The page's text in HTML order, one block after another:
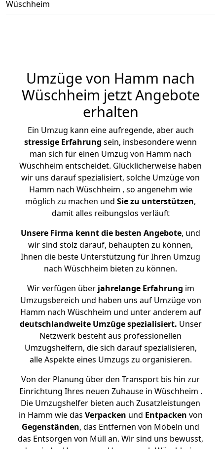
Wüschheim
Umzüge von Hamm nach
Wüschheim jetzt Angebote
erhalten
Ein Umzug kann eine aufregende, aber auch
stressige Erfahrung sein, insbesondere wenn
man sich für einen Umzug von Hamm nach
Wüschheim entscheidet. Glücklicherweise haben
wir uns darauf spezialisiert, solche Umzüge von
Hamm nach Wüschheim , so angenehm wie
möglich zu machen und Sie zu unterstützen,
damit alles reibungslos verläuft
Unsere Firma kennt die besten Angebote, und
wir sind stolz darauf, behaupten zu können,
Ihnen die beste Unterstützung für Ihren Umzug
nach Wüschheim bieten zu können.
Wir verfügen überjahrelange Erfahrung im
Umzugsbereich und haben uns auf Umzüge von
Hamm nach Wüschheim und unter anderem auf
deutschlandweite Umzüge spezialisiert. Unser
Netzwerk besteht aus professionellen
Umzugshelfern, die sich darauf spezialisieren,
alle Aspekte eines Umzugs zu organisieren.
Von der Planung über den Transport bis hin zur
Einrichtung Ihres neuen Zuhause in Wüschheim .
Die Umzugshelfer bieten auch Zusatzleistungen
in Hamm wie das Verpacken und Entpacken von
Gegenständen, das Entfernen von Möbeln und
das Entsorgen von Müll an. Wir sind uns bewusst,